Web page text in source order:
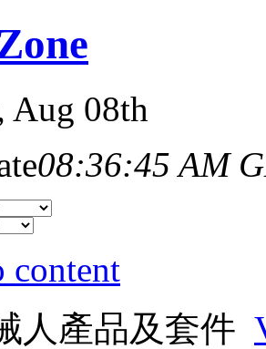
Aug 08th
08:36:45 AM
content
人產品及套件